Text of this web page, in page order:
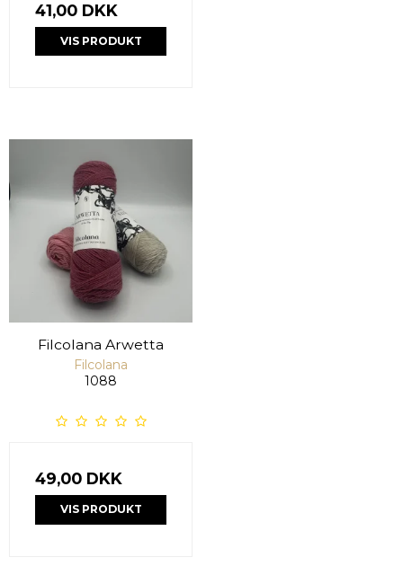
41,00 DKK
VIS PRODUKT
Filcolana Arwetta
Filcolana
1088
49,00 DKK
VIS PRODUKT